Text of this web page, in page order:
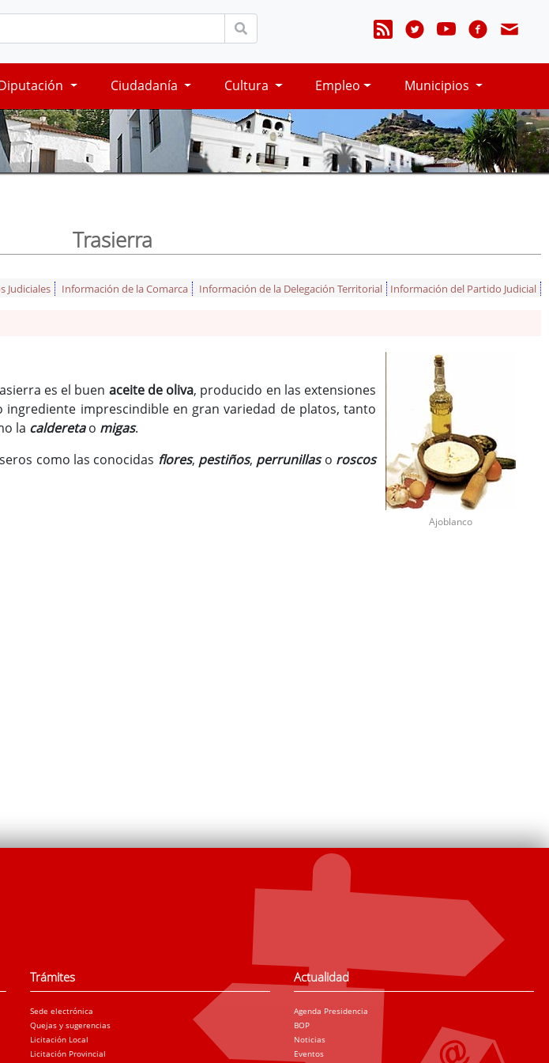
Ciudadanía Cultura Empleo Municipios
Trasierra
Judiciales Información de la Comarca Información de la Delegación Territorial Información del Partido Judicial
es el buen aceite de oliva, producido en las extensiones
imprescindible en gran variedad de platos, tanto
la calderetao migas.
como las conocidas flores, pestiños, perrunillaso roscos
Ajoblanco
Trámites
Sede electrónica
Quejas y sugerencias
Licitación Local
Licitación Provincial
Actualidad
Agenda Presidencia
BOP
Noticias
Eventos